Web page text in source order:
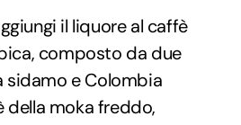
il liquore al caffè
composto da due
sidamo e Colombia
della moka freddo,